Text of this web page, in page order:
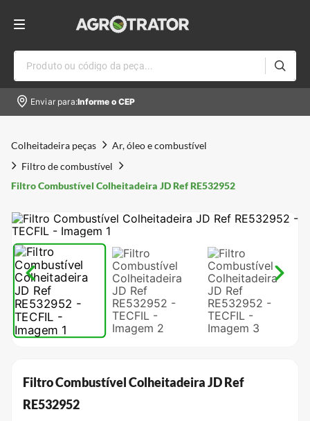
Produto ou código da peça...
Enviar para:Informe o CEP
Colheitadeira peças
Ar, óleo e combustível
Filtro de combustível
Filtro Combustível Colheitadeira JD Ref RE532952
Filtro Combustível Colheitadeira JD Ref
RE532952